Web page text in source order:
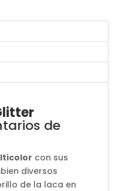
de
con sus
diversos
de la laca en